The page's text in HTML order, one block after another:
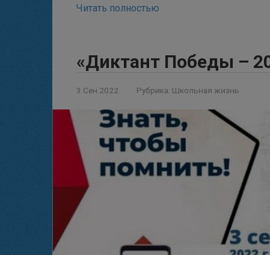
Читать полностью
«Диктант Победы –
3 Сен 2022 Рубрика: Школьная жизнь